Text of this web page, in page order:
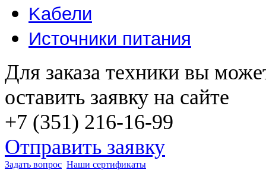
Kабели
Источники питания
Для заказа техники вы
оставить заявку на сайте
+7 (351) 216-16-99
Отправить заявку
Задать вопрос Наши сертификаты